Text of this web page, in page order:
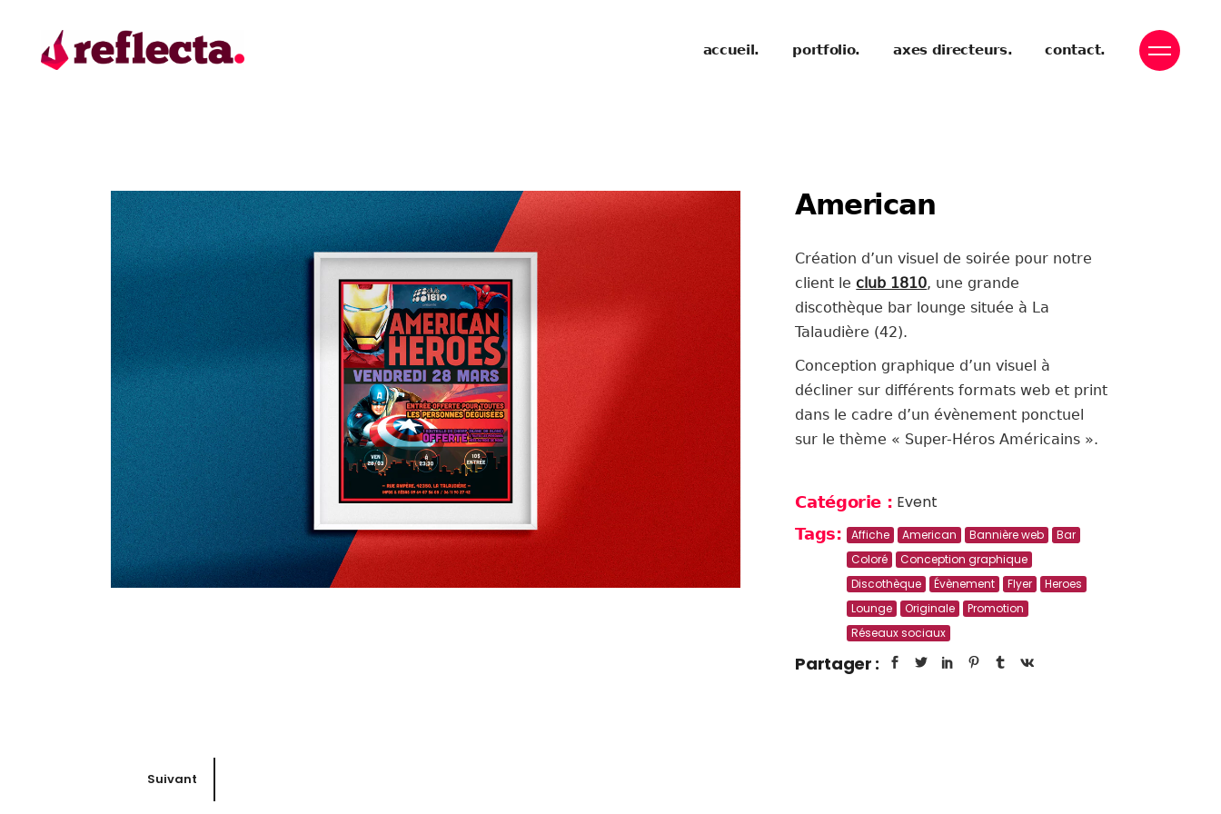
accueil. portfolio. axes directeurs. contact.
American
Création d’un visuel de soirée pour notre
client le club 1810, une grande
discothèque bar lounge située à La
Talaudière (42).
Conception graphique d’un visuel à
décliner sur différents formats web et print
dans le cadre d’un évènement ponctuel
sur le thème « Super-Héros Américains ».
Catégorie : Event
Tags: Affiche American Bannière web
Bar
Coloré
Conception graphique
Discothèque
Évènement Flyer
Heroes
Lounge
Originale
Promotion
Réseaux sociaux
Partager :
Suivant